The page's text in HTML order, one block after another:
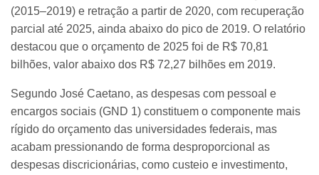
(2015–2019) e retração a partir de 2020, com recuperação
parcial até 2025, ainda abaixo do pico de 2019. O relatório
destacou que o orçamento de 2025 foi de R$ 70,81
bilhões, valor abaixo dos R$ 72,27 bilhões em 2019.
Segundo José Caetano, as despesas com pessoal e
encargos sociais (GND 1) constituem o componente mais
rígido do orçamento das universidades federais, mas
acabam pressionando de forma desproporcional as
despesas discricionárias, como custeio e investimento,